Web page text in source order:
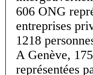
606 ONG
entreprises
1218
A Genève,
représentées